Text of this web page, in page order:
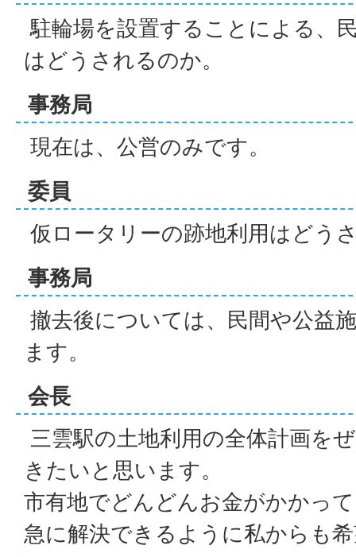
駐輪場を設置することによる、
はどうされるのか。
事務局
現在は、公営のみです。
委員
仮ロータリーの跡地利用はどう
事務局
撤去後については、民間や公益
ます。
会長
三雲駅の土地利用の全体計画を
きたいと思います。
市有地でどんどんお金がかかっ
急に解決できるように私からも